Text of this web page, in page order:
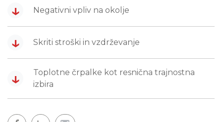
↓ Negativni vpliv na okolje
↓ Skriti stroški in vzdrževanje
↓
Toplotne črpalke kot resnična trajnostna
izbira